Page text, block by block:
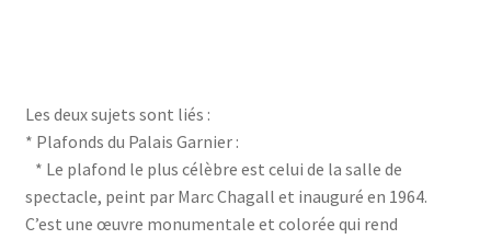
Les deux sujets sont liés :
* Plafonds du Palais Garnier :
* Le plafond le plus célèbre est celui de la salle de
spectacle, peint par Marc Chagall et inauguré en 1964.
C’est une œuvre monumentale et colorée qui rend